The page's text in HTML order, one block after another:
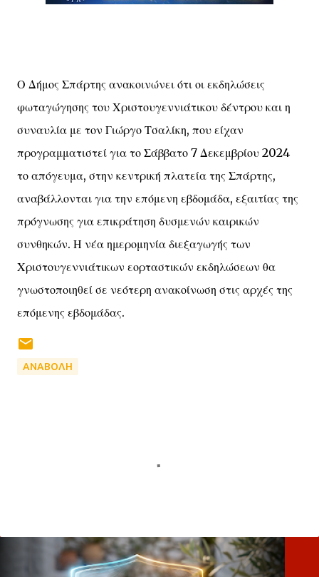
Ο Δήμος Σπάρτης ανακοινώνει ότι οι εκδηλώσεις
φωταγώγησης του Χριστουγεννιάτικου δέντρου και η
συναυλία με τον Γιώργο Τσαλίκη, που είχαν
προγραμματιστεί για το Σάββατο 7 Δεκεμβρίου 2024
το απόγευμα, στην κεντρική πλατεία της Σπάρτης,
αναβάλλονται για την επόμενη εβδομάδα, εξαιτίας της
πρόγνωσης για επικράτηση δυσμενών καιρικών
συνθηκών. Η νέα ημερομηνία διεξαγωγής των
Χριστουγεννιάτικων εορταστικών εκδηλώσεων θα
γνωστοποιηθεί σε νεότερη ανακοίνωση στις αρχές της
επόμενης εβδομάδας.
ΑΝΑΒΟΛΗ
λ